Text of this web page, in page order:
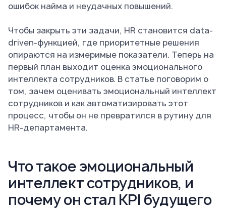
ошибок найма и неудачных повышений.
Чтобы закрыть эти задачи, HR становится data-
driven-функцией, где приоритетные решения
опираются на измеримые показатели. Теперь на
первый план выходит оценка эмоционального
интеллекта сотрудников. В статье поговорим о
том, зачем оценивать эмоциональный интеллект
сотрудников и как автоматизировать этот
процесс, чтобы он не превратился в рутину для
HR-департамента.
Что такое эмоциональный
интеллект сотрудников, и
почему он стал KPI будущего